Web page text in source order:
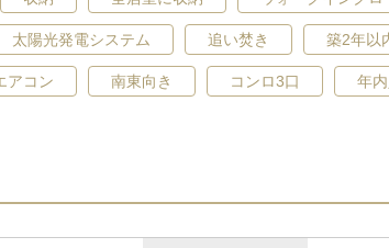
太陽光発電システム 追い焚き 築2年以
アコン 南東向き コンロ3口 年